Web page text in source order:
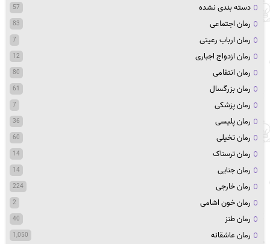
دسته بندی نشده 57
رمان اجتماعی 83
رمان ارباب رعیتی 7
رمان ازدواج اجباری 12
رمان انتقامی 80
رمان بزرگسال 61
رمان پزشکی 7
رمان پلیسی 36
رمان تخیلی 60
رمان ترسناک 14
رمان جنایی 14
رمان خارجی 224
رمان خون اشامی 2
رمان طنز 40
رمان عاشقانه 1,050